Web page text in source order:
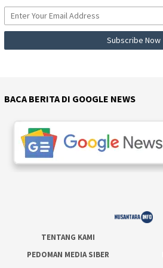
BACA BERITA DI GOOGLE NEWS
TENTANG KAMI
PEDOMAN MEDIA SIBER